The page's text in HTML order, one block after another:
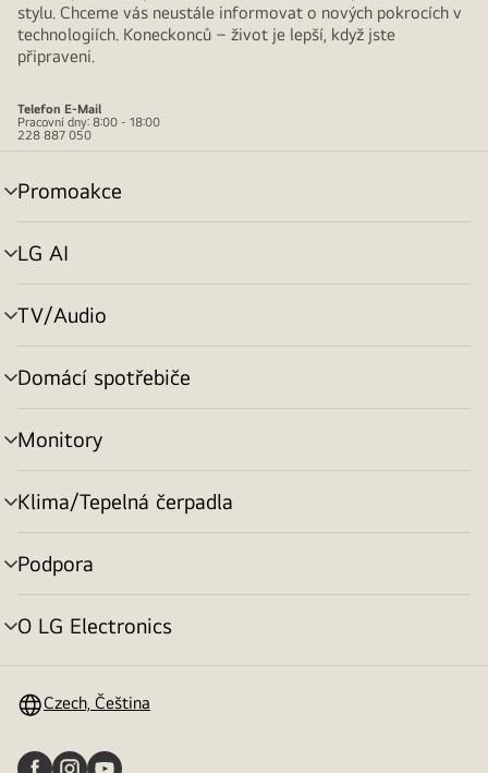
stylu. Chceme vás neustále informovat o nových pokrocích v
technologiích. Koneckonců – život je lepší, když jste
připraveni.
Telefon E-Mail
Pracovní dny: 8:00 - 18:00
228 887 050
Promoakce
přepínání
menu
LG AI
přepínání
menu
TV/Audio
přepínání
menu
Domácí spotřebiče
přepínání
menu
Monitory
přepínání
menu
Klima/Tepelná čerpadla
přepínání
menu
Podpora
přepínání
menu
O LG Electronics
přepínání
Czech, Čeština